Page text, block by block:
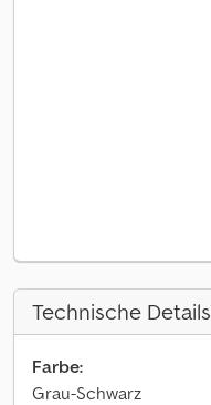
Technische Details
Farbe:
Grau-Schwarz